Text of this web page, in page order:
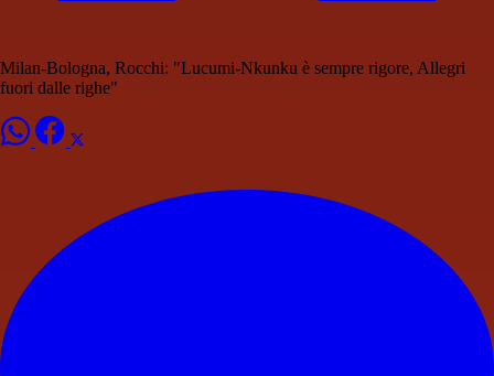
Milan-Bologna, Rocchi: "Lucumi-Nkunku è sempre rigore, Allegri
fuori dalle righe"